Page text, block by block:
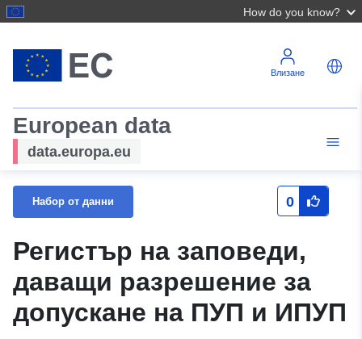
How do you know?
Влизане
European data
data.europa.eu
Набор от данни 0
Регистър на заповеди,
даващи разрешение за
допускане на ПУП и ИПУП